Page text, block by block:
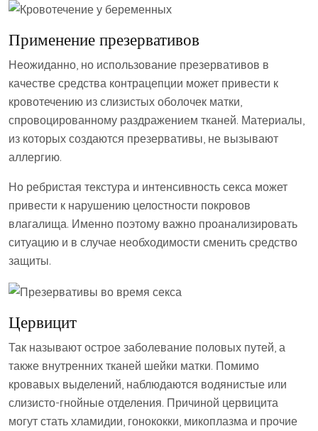
Применение презервативов
Неожиданно, но использование презервативов в
качестве средства контрацепции может привести к
кровотечению из слизистых оболочек матки,
спровоцированному раздражением тканей. Материалы,
из которых создаются презервативы, не вызывают
аллергию.
Но ребристая текстура и интенсивность секса может
привести к нарушению целостности покровов
влагалища. Именно поэтому важно проанализировать
ситуацию и в случае необходимости сменить средство
защиты.
Цервицит
Так называют острое заболевание половых путей, а
также внутренних тканей шейки матки. Помимо
кровавых выделений, наблюдаются водянистые или
слизисто-гнойные отделения. Причиной цервицита
могут стать хламидии, гонококки, микоплазма и прочие